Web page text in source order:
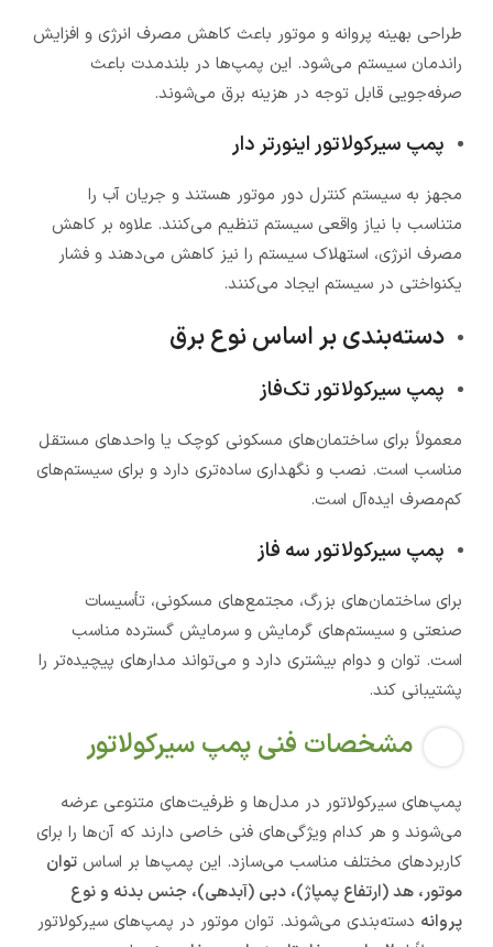
طراحی بهینه پروانه و موتور باعث کاهش مصرف انرژی و افزایش
راندمان سیستم می‌شود. این پمپ‌ها در بلندمدت باعث
صرفه‌جویی قابل توجه در هزینه برق می‌شوند.
پمپ سیرکولاتور اینورتر دار
مجهز به سیستم کنترل دور موتور هستند و جریان آب را
متناسب با نیاز واقعی سیستم تنظیم می‌کنند. علاوه بر کاهش
مصرف انرژی، استهلاک سیستم را نیز کاهش می‌دهند و فشار
یکنواختی در سیستم ایجاد می‌کنند.
دسته‌بندی بر اساس نوع برق
پمپ سیرکولاتور تک‌فاز
معمولاً برای ساختمان‌های مسکونی کوچک یا واحدهای مستقل
مناسب است. نصب و نگهداری ساده‌تری دارد و برای سیستم‌های
کم‌مصرف ایده‌آل است.
پمپ سیرکولاتور سه فاز
برای ساختمان‌های بزرگ، مجتمع‌های مسکونی، تأسیسات
صنعتی و سیستم‌های گرمایش و سرمایش گسترده مناسب
است. توان و دوام بیشتری دارد و می‌تواند مدارهای پیچیده‌تر را
پشتیبانی کند.
مشخصات فنی پمپ سیرکولاتور
پمپ‌های سیرکولاتور در مدل‌ها و ظرفیت‌های متنوعی عرضه
می‌شوند و هر کدام ویژگی‌های فنی خاصی دارند که آن‌ها را برای
کاربردهای مختلف مناسب می‌سازد. این پمپ‌ها بر اساس توان
موتور، هد (ارتفاع پمپاژ)، دبی (آبدهی)، جنس بدنه و نوع
پروانه دسته‌بندی می‌شوند. توان موتور در پمپ‌های سیرکولاتور